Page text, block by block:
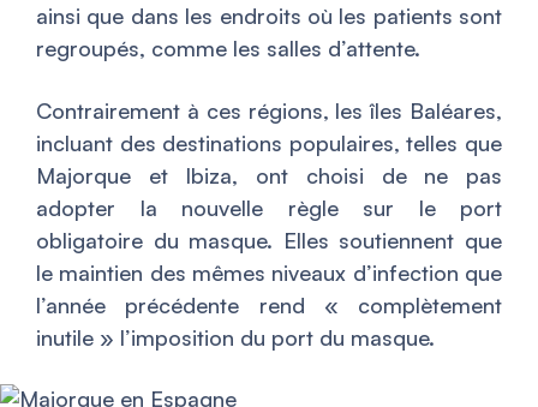
ainsi que dans les endroits où les patients sont
regroupés, comme les salles d’attente.
Contrairement à ces régions, les îles Baléares,
incluant des destinations populaires, telles que
Majorque et Ibiza, ont choisi de ne pas
adopter la nouvelle règle sur le port
obligatoire du masque. Elles soutiennent que
le maintien des mêmes niveaux d’infection que
l’année précédente rend « complètement
inutile » l’imposition du port du masque.